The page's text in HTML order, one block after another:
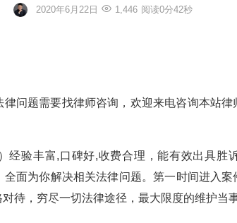
2020年6月22日 1,446 阅读0分42秒
问题需要找律师咨询，欢迎来电咨询本站
）经验丰富,口碑好,收费合理，能有效出具胜
面为你解决相关法律问题。第一时间进入
待，穷尽一切法律途径，最大限度的维护当